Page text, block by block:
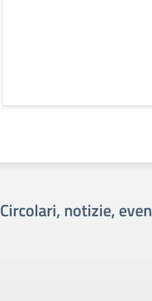
Circolari, notizie,